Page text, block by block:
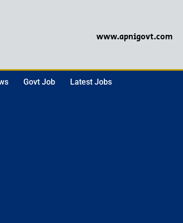
www.apnigovt.com
Govt Job Latest Jobs